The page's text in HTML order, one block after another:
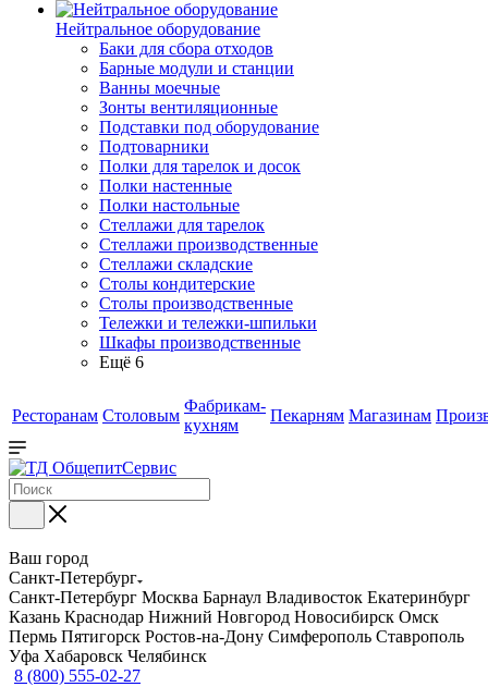
Нейтральное оборудование
Баки для сбора отходов
Барные модули и станции
Ванны моечные
Зонты вентиляционные
Подставки под оборудование
Подтоварники
Полки для тарелок и досок
Полки настенные
Полки настольные
Стеллажи для тарелок
Стеллажи производственные
Стеллажи складские
Столы кондитерские
Столы производственные
Тележки и тележки-шпильки
Шкафы производственные
Ещё 6
Ресторанам Столовым
Фабрикам-
кухням
Пекарням Магазинам
Ваш город
Санкт-Петербург
Санкт-Петербург Москва Барнаул Владивосток Екатеринбург
Казань Краснодар Нижний Новгород Новосибирск Омск
Пермь Пятигорск Ростов-на-Дону Симферополь Ставрополь
Уфа Хабаровск Челябинск
8 (800) 555-02-27